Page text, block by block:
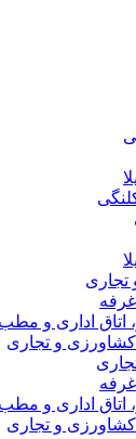
اتاق اداری و مطب
و تجاری
اتاق اداری و مطب
و تجاری